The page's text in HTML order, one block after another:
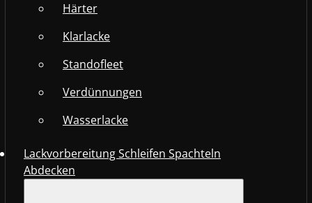
Härter
Klarlacke
Standofleet
Verdünnungen
Wasserlacke
Lackvorbereitung Schleifen Spachteln
Abdecken